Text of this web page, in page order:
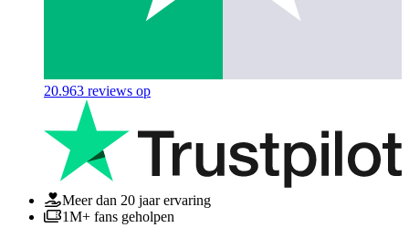
20.963 reviews op
Meer dan 20 jaar ervaring
1M+ fans geholpen